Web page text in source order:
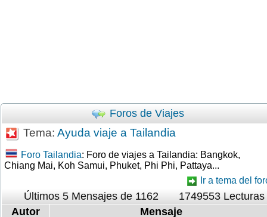
Foros de Viajes
Tema: Ayuda viaje a Tailandia
Foro Tailandia: Foro de viajes a Tailandia: Bangkok,
Chiang Mai, Koh Samui, Phuket, Phi Phi, Pattaya...
Ir a tema del
Últimos 5 Mensajes de 1162
1749553 Lecturas
Autor
Mensaje